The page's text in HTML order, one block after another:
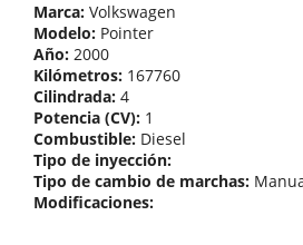
Marca: Volkswagen
Modelo: Pointer
Año: 2000
Kilómetros: 167760
Cilindrada: 4
Potencia (CV): 1
Combustible: Diesel
Tipo de inyección:
Tipo de cambio de marchas:
Modificaciones: